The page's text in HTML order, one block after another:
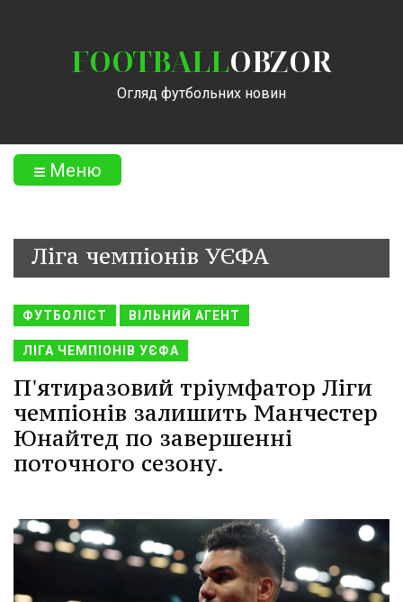
FOOTBALLOBZOR
Огляд футбольних новин
Меню
Ліга чемпіонів УЄФА
ФУТБОЛІСТ ВІЛЬНИЙ АГЕНТ
ЛІГА ЧЕМПІОНІВ УЄФА
П'ятиразовий тріумфатор Ліги
чемпіонів залишить Манчестер
Юнайтед по завершенні
поточного сезону.